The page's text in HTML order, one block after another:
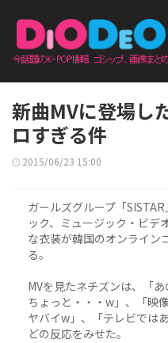
新曲MVに登場し
ロすぎる件
2015/06/23 15:00
ガールズグループ「
ック、ミュージック・ビデ
な衣装が韓国のオンライン
る。
MVを見たネチズンは、「
ちょっと・・・w」、「映
ヤバイw」、「テレビでは
どの反応をみせた。